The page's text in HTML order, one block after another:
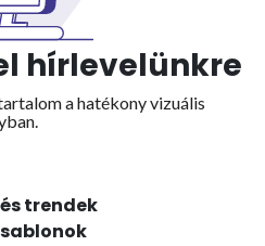
hírlevelünkre
a hatékony vizuális
trendek